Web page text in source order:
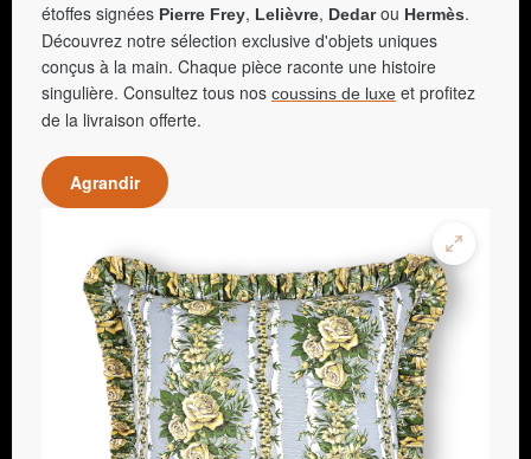
étoffes signées Pierre Frey, Lelièvre, Dedarou Hermès.
Découvrez notre sélection exclusive d'objets uniques
conçus à la main. Chaque pièce raconte une histoire
singulière. Consultez tous nos coussins de luxe et profitez
de la livraison offerte.
Agrandir